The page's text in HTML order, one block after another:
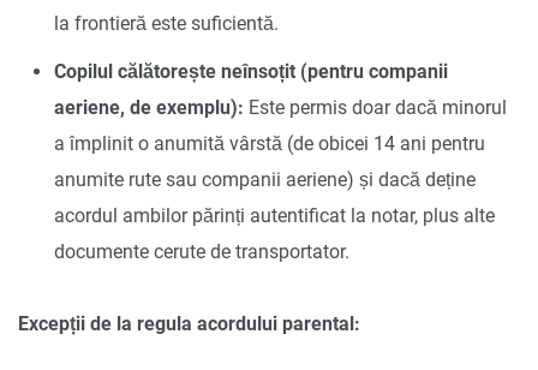
la frontieră este suficientă.
Copilul călătorește neînsoțit (pentru companii
aeriene, de exemplu): Este permis doar dacă minorul
a împlinit o anumită vârstă (de obicei 14 ani pentru
anumite rute sau companii aeriene) și dacă deține
acordul ambilor părinți autentificat la notar, plus alte
documente cerute de transportator.
Excepții de la regula acordului parental: